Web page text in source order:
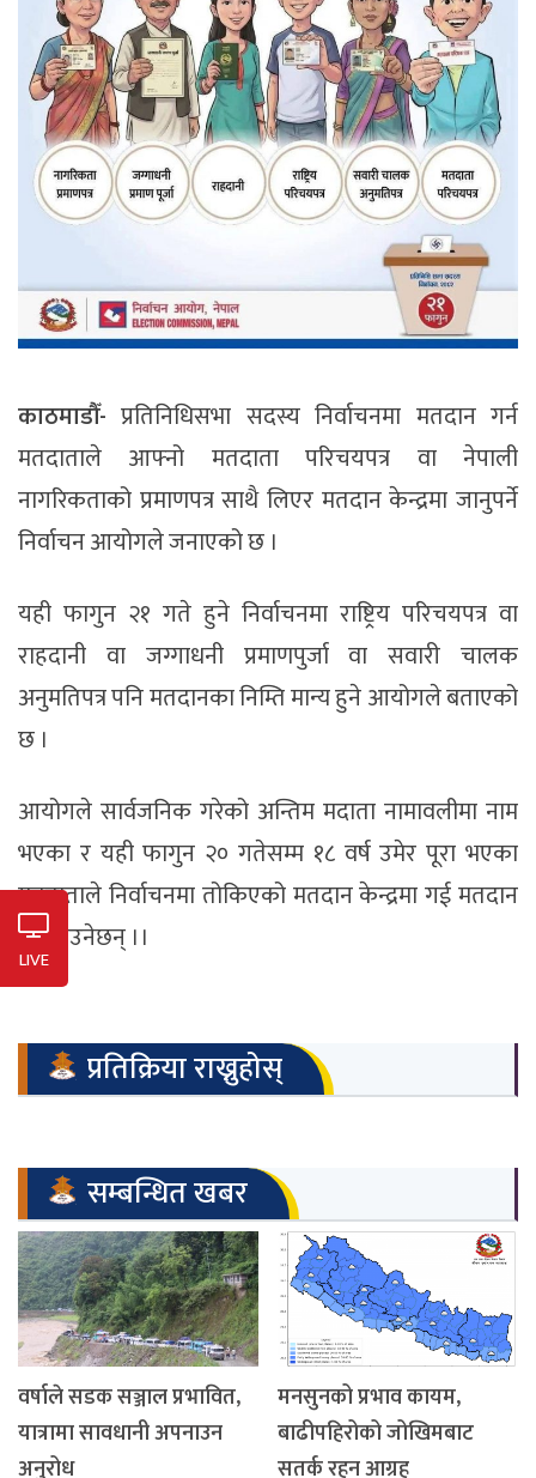
काठमाडौँ- प्रतिनिधिसभा सदस्य निर्वाचनमा मतदान गर्न
मतदाताले आफ्नो मतदातापरिचयपत्र वा नेपाली
नागरिकताको प्रमाणपत्र साथै लिएर मतदान केन्द्रमा जानुपर्ने
निर्वाचन आयोगले जनाएको छ ।
यही फागुन २१ गते हुने निर्वाचनमा राष्ट्रिय परिचयपत्र वा
राहदानी वा जग्गाधनी प्रमाणपुर्जावा सवारी चालक
अनुमतिपत्र पनि मतदानका निम्ति मान्य हुने आयोगले बताएको
छ ।
आयोगले सार्वजनिक गरेको अन्तिम मदाता नामावलीमा नाम
भएका र यही फागुन २० गतेसम्म १८ वर्षउमेर पूरा भएका
मतदातालेनिर्वाचनमा तोकिएको मतदान केन्द्रमा गई मतदान
गर्न पाउनेछन् ।।
प्रतिक्रिया राख्नुहोस्
सम्बन्धित खबर
वर्षाले सडक सञ्जाल प्रभावित,
यात्रामा सावधानी अपनाउन
अनुरोध
मनसुनको प्रभाव कायम,
बाढीपहिरोको जोखिमबाट
सतर्क रहन आग्रह
LIVE